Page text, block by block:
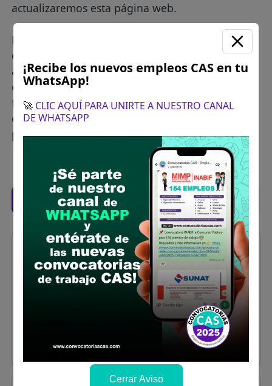
actualizaremos esta página web.
Los siguientes son contrataciones de personal
que convocó esta entidad en semanas
anteriores. Esta información te puede servir para
conocer que perfil requieren, cuanto pagan,
fechas aproximadas de las nuevas convocatorias
o descargar las bases de algún proceso al cual
postulaste.
Filtros
Trabajos CAS de anteriores concursos
Huánuco
SUB GERENCIA DE
ABASTECIMIENTO
Se solicitó: Bachiller en las carreras de:
Administración, economía y contabilidad
Más información
¡Recibe los nuevos empleos CAS en tu
WhatsApp!
🚀 CLIC AQUÍ PARA UNIRTE A NUESTRO CANAL
DE WHATSAPP
Cerrar Aviso